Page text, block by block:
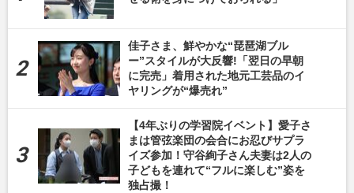
佳子さま、鮮やかな“琵琶湖ブル
ー”スタイルが大反響!「翌日の早朝
に完売」着用された地元工芸品のイ
ヤリングが“爆売れ”
【4年ぶりの学習院イベント】愛子さ
まは管弦楽団の会合にお忍びサプラ
イズ参加！守谷絢子さん夫妻は2人の
子どもを連れて“フルに楽しむ”姿を
独占撮！